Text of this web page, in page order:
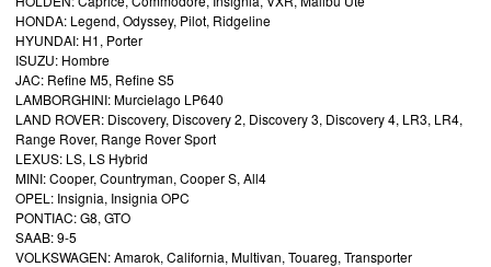
HONDA: Legend, Odyssey, Pilot, Ridgeline
HYUNDAI: H1, Porter
ISUZU: Hombre
JAC: Refine M5, Refine S5
LAMBORGHINI: Murcielago LP640
LAND ROVER: Discovery, Discovery 2, Discovery 3, Discovery 4, LR3, LR4,
Range Rover, Range Rover Sport
LEXUS: LS, LS Hybrid
MINI: Cooper, Countryman, Cooper S, All4
OPEL: Insignia, Insignia OPC
PONTIAC: G8, GTO
SAAB: 9-5
VOLKSWAGEN: Amarok, California, Multivan, Touareg, Transporter